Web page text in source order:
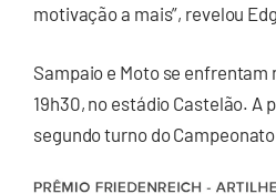
motivação a mais”, revelou
Sampaio e Moto se
19h30, no estádio Castelão. A
segundo turno do